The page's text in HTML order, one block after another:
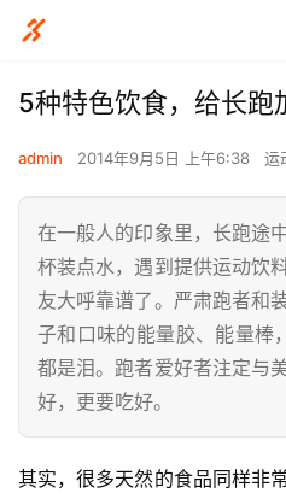
5种特色饮食，给长跑
admin 2014年9月5日 上午6:38 运
在一般人的印象里，长跑途
杯装点水，遇到提供运动饮
友大呼靠谱了。严肃跑者和
子和口味的能量胶、能量棒
都是泪。跑者爱好者注定与
好，更要吃好。
其实，很多天然的食品同样非